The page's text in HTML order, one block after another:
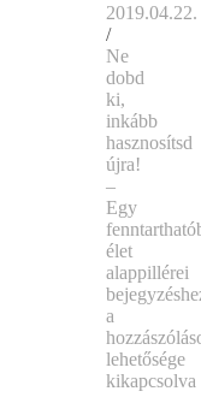
2019.04.22.
/
Ne
dobd
ki,
inkább
hasznosítsd
újra!
–
Egy
élet
alappillérei
a
lehetősége
kikapcsolva